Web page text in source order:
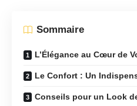
Sommaire
L’Élégance au Cœur de
Le Confort : Un
Conseils pour un Look